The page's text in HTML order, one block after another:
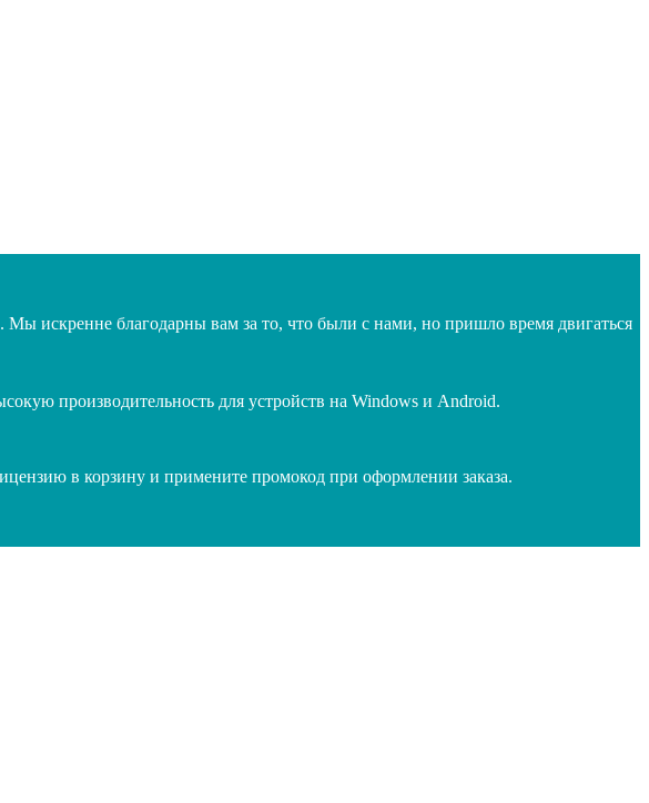
искренне благодарны вам за то, что были с нами, но пришло время двигаться
производительность для устройств на Windows и Android.
в корзину и примените промокод при оформлении заказа.